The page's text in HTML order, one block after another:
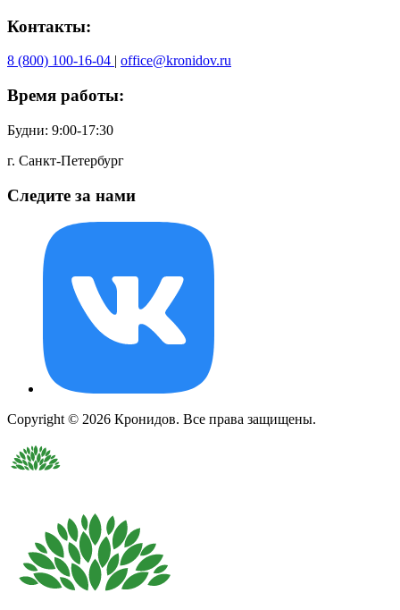
Контакты:
8 (800) 100-16-04 | office@kronidov.ru
Время работы:
Будни: 9:00-17:30
г. Санкт-Петербург
Следите за нами
Copyright © 2026 Кронидов. Все права защищены.